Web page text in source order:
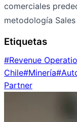
comerciales
metodología Sales
Etiquetas
#Revenue
Chile#Minería#
Partner